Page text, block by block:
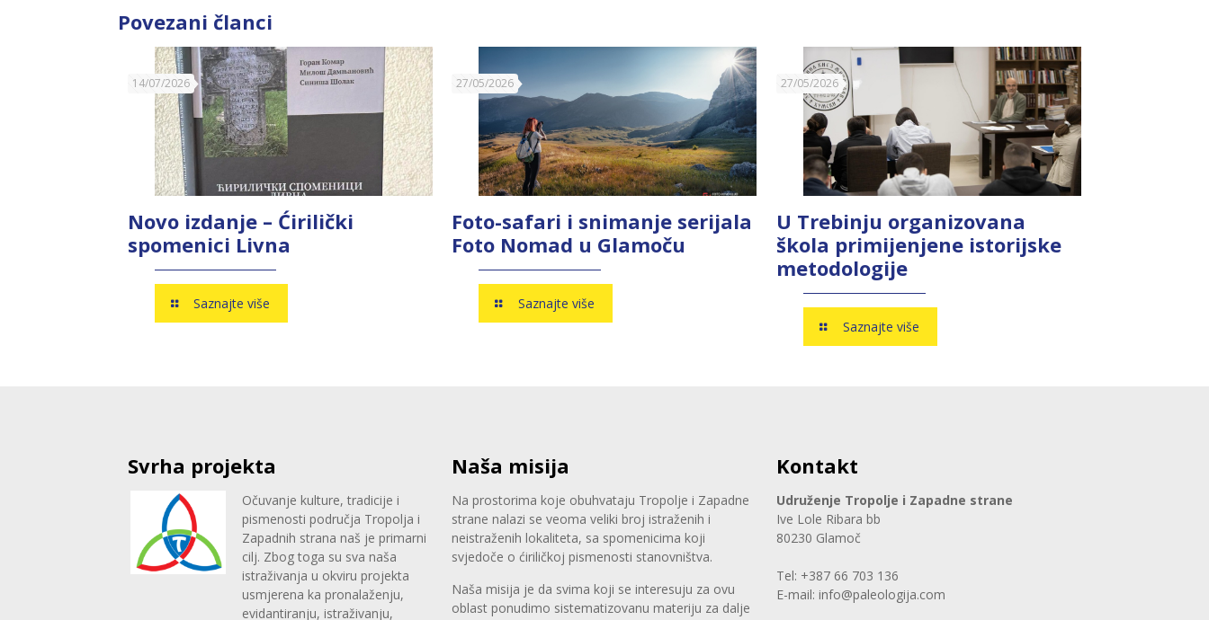
Povezani članci
14/07/2026
Novo izdanje – Ćirilički
spomenici Livna
Saznajte više
27/05/2026
Foto-safari i snimanje serijala
Foto Nomad u Glamoču
Saznajte više
27/05/2026
U Trebinju organizovana
škola primijenjene istorijske
metodologije
Saznajte više
Svrha projekta
Očuvanje kulture, tradicije i
pismenosti područja Tropolja i
Zapadnih strana naš je primarni
cilj. Zbog toga su sva naša
istraživanja u okviru projekta
usmjerena ka pronalaženju,
evidantiranju, istraživanju,
Naša misija
Na prostorima koje obuhvataju Tropolje i Zapadne
strane nalazi se veoma veliki broj istraženih i
neistraženih lokaliteta, sa spomenicima koji
svjedoče o ćiriličkoj pismenosti stanovništva.
Naša misija je da svima koji se interesuju za ovu
oblast ponudimo sistematizovanu materiju za dalje
Kontakt
Udruženje Tropolje i Zapadne strane
Ive Lole Ribara bb
80230 Glamoč
Tel: +387 66 703 136
E-mail: info@paleologija.com